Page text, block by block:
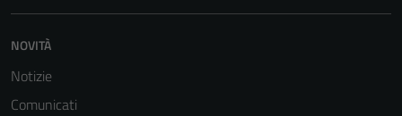
NOVITÀ
Notizie
Comunicati